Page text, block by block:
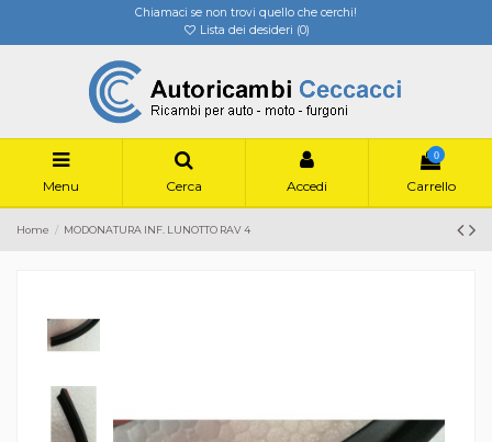
Chiamaci se non trovi quello che cerchi!
Lista dei desideri (0)
Menu Cerca Accedi
0
Carrello
Home MODONATURA INF. LUNOTTO RAV 4